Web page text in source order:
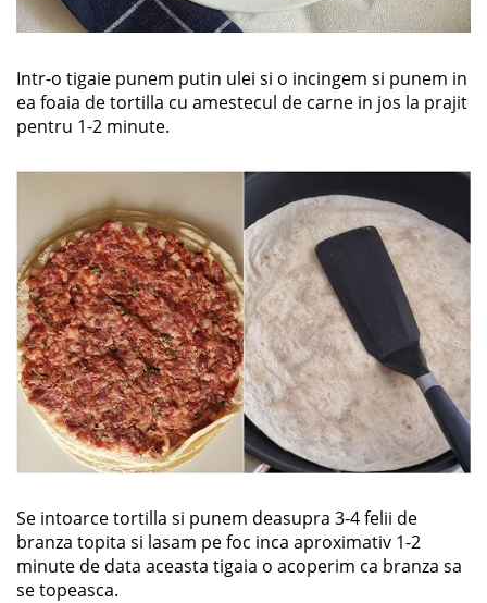
Intr-o tigaie punem putin ulei si o incingem si punem in
ea foaia de tortilla cu amestecul de carne in jos la prajit
pentru 1-2 minute.
Se intoarce tortilla si punem deasupra 3-4 felii de
branza topita si lasam pe foc inca aproximativ 1-2
minute de data aceasta tigaia o acoperim ca branza sa
se topeasca.